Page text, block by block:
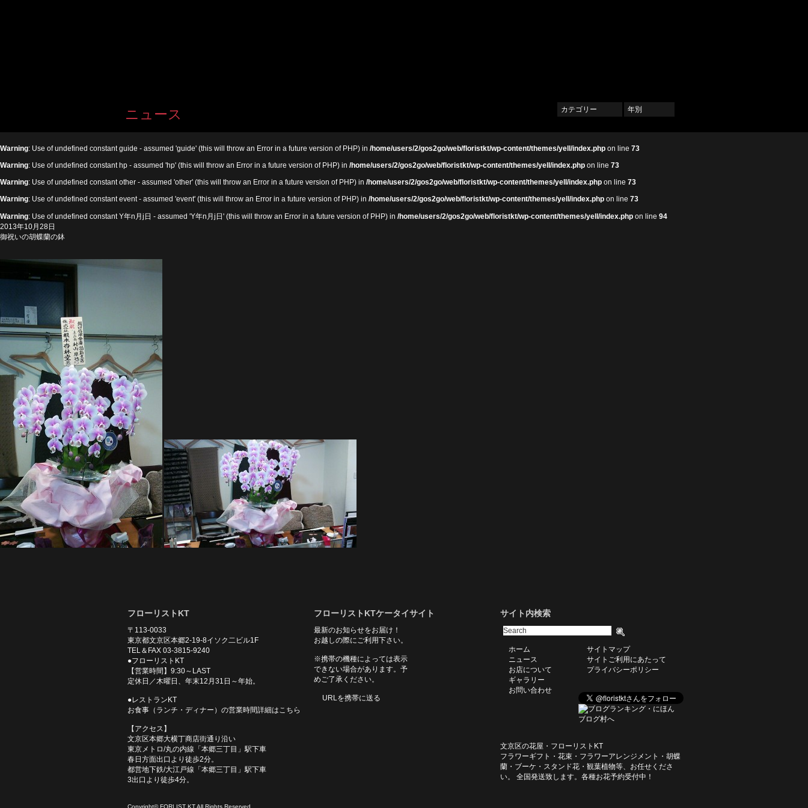
ニュース カテゴリー 年別
Warning: Use of undefined constant guide - assumed 'guide' (this will throw an Error in a future version of PHP) in /home/users/2/gos2go/web/floristkt/wp-content/themes/yell/index.php on line 73
Warning: Use of undefined constant hp - assumed 'hp' (this will throw an Error in a future version of PHP) in /home/users/2/gos2go/web/floristkt/wp-content/themes/yell/index.php on line 73
Warning: Use of undefined constant other - assumed 'other' (this will throw an Error in a future version of PHP) in /home/users/2/gos2go/web/floristkt/wp-content/themes/yell/index.php on line 73
Warning: Use of undefined constant event - assumed 'event' (this will throw an Error in a future version of PHP) in /home/users/2/gos2go/web/floristkt/wp-content/themes/yell/index.php on line 73
Warning: Use of undefined constant Y年n月j日 - assumed 'Y年n月j日' (this will throw an Error in a future version of PHP) in /home/users/2/gos2go/web/floristkt/wp-content/themes/yell/index.php on line 94
2013年10月28日
御祝いの胡蝶蘭の鉢
フローリストKT
〒113-0033
東京都文京区本郷2-19-8イソク二ビル1F
TEL＆FAX 03-3815-9240
●フローリストKT
【営業時間】9:30～LAST
定休日／木曜日、年末12月31日～年始。
●レストランKT
お食事（ランチ・ディナー）の営業時間詳細はこちら
【アクセス】
文京区本郷大横丁商店街通り沿い
東京メトロ/丸の内線「本郷三丁目」駅下車
春日方面出口より徒歩2分。
都営地下鉄/大江戸線「本郷三丁目」駅下車
3出口より徒歩4分。
フローリストKTケータイサイト
最新のお知らせをお届け！
お越しの際にご利用下さい。
※携帯の機種によっては表示
できない場合があります。予
めご了承ください。
URLを携帯に送る
サイト内検索
ホーム
ニュース
お店について
ギャラリー
お問い合わせ
サイトマップ
サイトご利用にあたって
プライバシーポリシー
文京区の花屋・フローリストKT
フラワーギフト・花束・フラワーアレンジメント・胡蝶
蘭・ブーケ・スタンド花・観葉植物等、お任せくださ
い。 全国発送致します。各種お花予約受付中！
Copyright© FORLIST KT.All Rights Reserved.